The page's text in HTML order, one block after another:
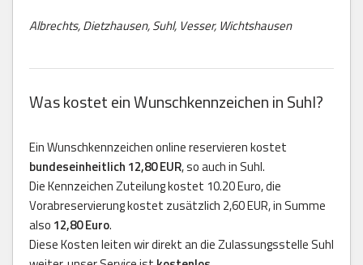
Albrechts, Dietzhausen, Suhl, Vesser, Wichtshausen
Was kostet ein Wunschkennzeichen in Suhl?
Ein Wunschkennzeichen online reservieren kostet
bundeseinheitlich 12,80 EUR, so auch in Suhl.
Die Kennzeichen Zuteilung kostet 10.20 Euro, die
Vorabreservierung kostet zusätzlich 2,60 EUR, in Summe
also 12,80 Euro.
Diese Kosten leiten wir direkt an die Zulassungsstelle Suhl